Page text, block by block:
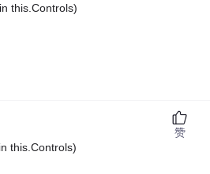
this.Controls)
this.Controls)
赞